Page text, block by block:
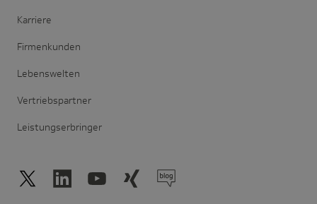
Karriere
Firmenkunden
Lebenswelten
Vertriebspartner
Leistungserbringer